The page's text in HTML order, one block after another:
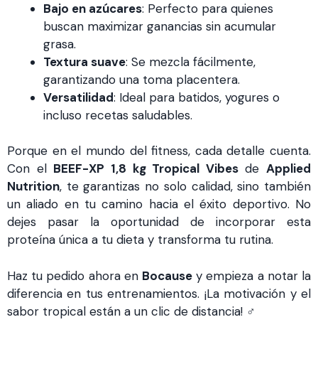
Bajo en azúcares: Perfecto para quienes
buscan maximizar ganancias sin acumular
grasa.
Textura suave: Se mezcla fácilmente,
garantizando una toma placentera.
Versatilidad: Ideal para batidos, yogures o
incluso recetas saludables.
Porque en el mundo del fitness, cada detalle cuenta.
Con el BEEF-XP 1,8 kg Tropical Vibesde Applied
Nutrition, te garantizas no solo calidad, sino también
un aliado en tu camino hacia el éxito deportivo. No
dejes pasar la oportunidad de incorporar esta
proteína única a tu dieta y transforma tu rutina.
Haz tu pedido ahora en Bocause y empieza a notar la
diferencia en tus entrenamientos. ¡La motivación y el
sabor tropical están a un clic de distancia! ️‍♂️